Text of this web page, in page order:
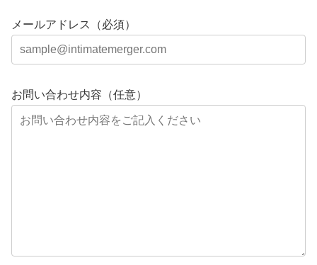
メールアドレス（必須）
お問い合わせ内容（任意）